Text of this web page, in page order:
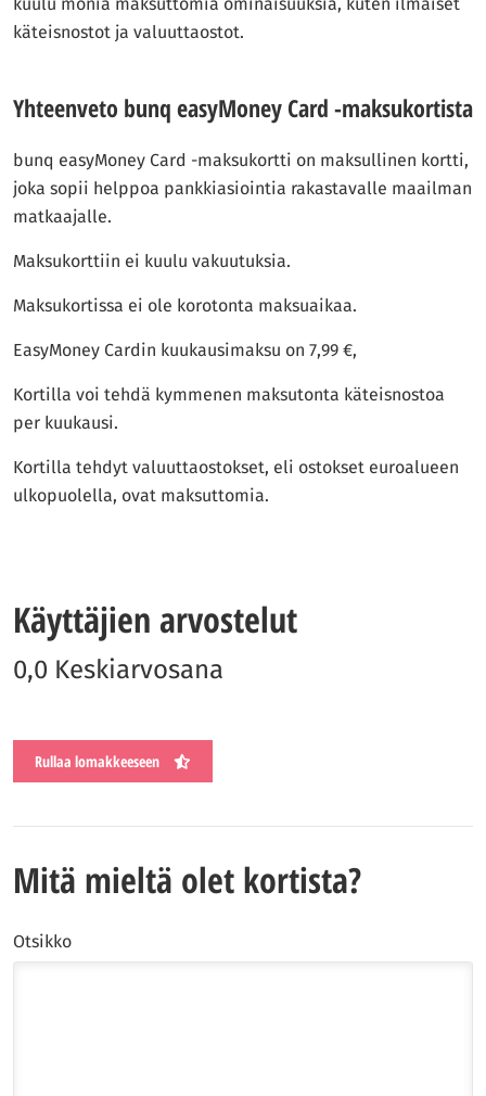
käteisnostot ja valuuttaostot.
Yhteenveto bunq easyMoney Card -maksukortista
bunq easyMoney Card -maksukortti on maksullinen kortti,
joka sopii helppoa pankkiasiointia rakastavalle maailman
matkaajalle.
Maksukorttiin ei kuulu vakuutuksia.
Maksukortissa ei ole korotonta maksuaikaa.
EasyMoney Cardin kuukausimaksu on 7,99 €,
Kortilla voi tehdä kymmenen maksutonta käteisnostoa
per kuukausi.
Kortilla tehdyt valuuttaostokset, eli ostokset euroalueen
ulkopuolella, ovat maksuttomia.
Käyttäjien arvostelut
0,0 Keskiarvosana
Rullaa lomakkeeseen
Mitä mieltä olet kortista?
Otsikko